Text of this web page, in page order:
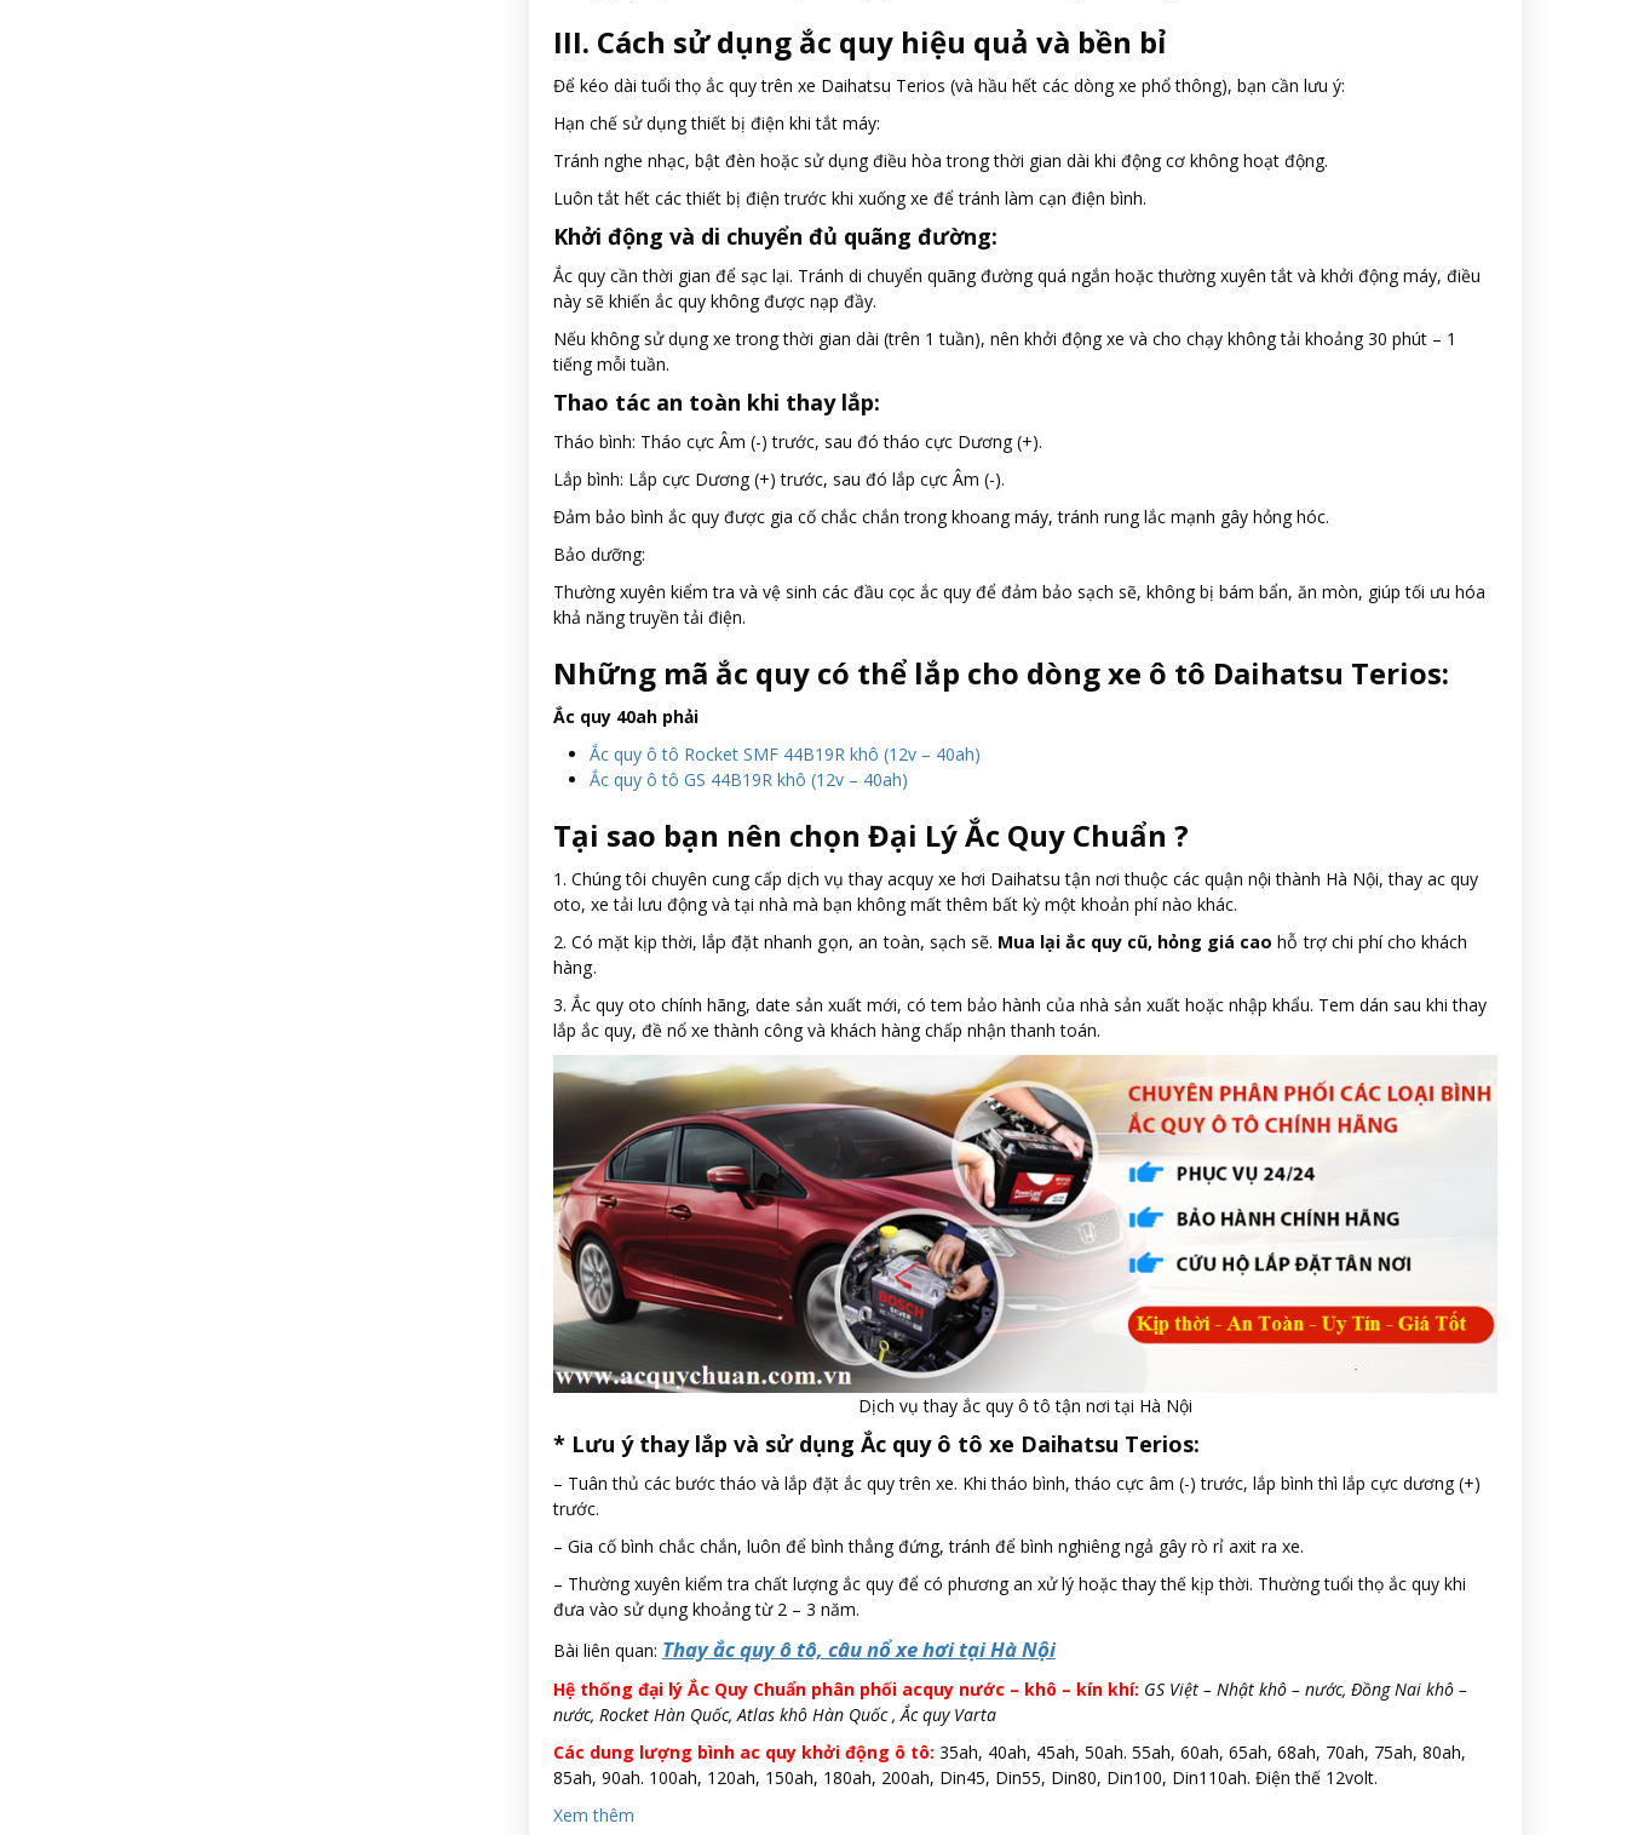
III. Cách sử dụng ắc quy hiệu quả và bền bỉ
Để kéo dài tuổi thọ ắc quy trên xe Daihatsu Terios (và hầu hết các dòng xe phổ thông), bạn cần lưu ý:
Hạn chế sử dụng thiết bị điện khi tắt máy:
Tránh nghe nhạc, bật đèn hoặc sử dụng điều hòa trong thời gian dài khi động cơ không hoạt động.
Luôn tắt hết các thiết bị điện trước khi xuống xe để tránh làm cạn điện bình.
Khởi động và di chuyển đủ quãng đường:
Ắc quy cần thời gian để sạc lại. Tránh di chuyển quãng đường quá ngắn hoặc thường xuyên tắt và khởi động máy, điều
này sẽ khiến ắc quy không được nạp đầy.
Nếu không sử dụng xe trong thời gian dài (trên 1 tuần), nên khởi động xe và cho chạy không tải khoảng 30 phút – 1
tiếng mỗi tuần.
Thao tác an toàn khi thay lắp:
Tháo bình: Tháo cực Âm (-) trước, sau đó tháo cực Dương (+).
Lắp bình: Lắp cực Dương (+) trước, sau đó lắp cực Âm (-).
Đảm bảo bình ắc quy được gia cố chắc chắn trong khoang máy, tránh rung lắc mạnh gây hỏng hóc.
Bảo dưỡng:
Thường xuyên kiểm tra và vệ sinh các đầu cọc ắc quy để đảm bảo sạch sẽ, không bị bám bẩn, ăn mòn, giúp tối ưu hóa
khả năng truyền tải điện.
Những mã ắc quy có thể lắp cho dòng xe ô tô Daihatsu Terios:
Ắc quy 40ah phải
Ắc quy ô tô Rocket SMF 44B19R khô (12v – 40ah)
Ắc quy ô tô GS 44B19R khô (12v – 40ah)
Tại sao bạn nên chọn Đại Lý Ắc Quy Chuẩn ?
1. Chúng tôi chuyên cung cấp dịch vụ thay acquy xe hơi Daihatsu tận nơi thuộc các quận nội thành Hà Nội, thay ac quy
oto, xe tải lưu động và tại nhà mà bạn không mất thêm bất kỳ một khoản phí nào khác.
2. Có mặt kịp thời, lắp đặt nhanh gọn, an toàn, sạch sẽ. Mua lại ắc quy cũ, hỏng giá cao hỗ trợ chi phí cho khách
hàng.
3. Ắc quy oto chính hãng, date sản xuất mới, có tem bảo hành của nhà sản xuất hoặc nhập khẩu. Tem dán sau khi thay
lắp ắc quy, đề nổ xe thành công và khách hàng chấp nhận thanh toán.
Dịch vụ thay ắc quy ô tô tận nơi tại Hà Nội
* Lưu ý thay lắp và sử dụng Ắc quy ô tô xe Daihatsu Terios:
– Tuân thủ các bước tháo và lắp đặt ắc quy trên xe. Khi tháo bình, tháo cực âm (-) trước, lắp bình thì lắp cực dương (+)
trước.
– Gia cố bình chắc chắn, luôn để bình thẳng đứng, tránh để bình nghiêng ngả gây rò rỉ axit ra xe.
– Thường xuyên kiểm tra chất lượng ắc quy để có phương an xử lý hoặc thay thế kịp thời. Thường tuổi thọ ắc quy khi
đưa vào sử dụng khoảng từ 2 – 3 năm.
Bài liên quan: Thay ắc quy ô tô, câu nổ xe hơi tại Hà Nội
Hệ thống đại lý Ắc Quy Chuẩn phân phối acquy nước – khô – kín khí: GS Việt – Nhật khô – nước, Đồng Nai khô –
nước, Rocket Hàn Quốc, Atlas khô Hàn Quốc , Ắc quy Varta
Các dung lượng bình ac quy khởi động ô tô: 35ah, 40ah, 45ah, 50ah. 55ah, 60ah, 65ah, 68ah, 70ah, 75ah, 80ah,
85ah, 90ah. 100ah, 120ah, 150ah, 180ah, 200ah, Din45, Din55, Din80, Din100, Din110ah. Điện thế 12volt.
Xem thêm